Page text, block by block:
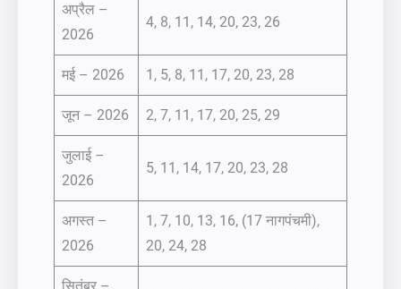
अप्रैल –
2026
4, 8, 11, 14, 20, 23, 26
मई – 2026 1, 5, 8, 11, 17, 20, 23, 28
जून – 2026 2, 7, 11, 17, 20, 25, 29
जुलाई –
2026
5, 11, 14, 17, 20, 23, 28
अगस्त –
2026
1, 7, 10, 13, 16, (17 नागपंचमी),
20, 24, 28